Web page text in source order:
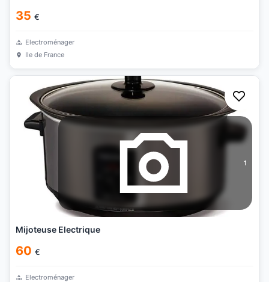
35 €
Electroménager
Ile de France
1
Mijoteuse Electrique
60 €
Electroménager